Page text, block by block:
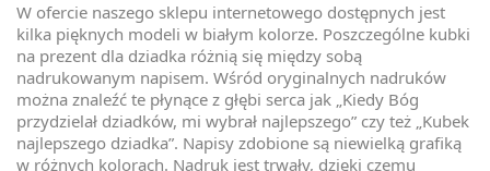
W ofercie naszego sklepu internetowego dostępnych jest
kilka pięknych modeli w białym kolorze. Poszczególne kubki
na prezent dla dziadka różnią się między sobą
nadrukowanym napisem. Wśród oryginalnych nadruków
można znaleźć te płynące z głębi serca jak „Kiedy Bóg
przydzielał dziadków, mi wybrał najlepszego” czy też „Kubek
najlepszego dziadka”. Napisy zdobione są niewielką grafiką
w różnych kolorach. Nadruk jest trwały, dzięki czemu